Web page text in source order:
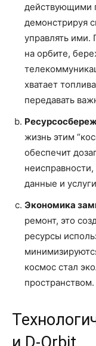
действующими
демонстрируя
управлять ими.
на орбите,
хватает
передавать
жизнь этим
обеспечит
данные и
Экономика
ремонт, это
ресурсы
космос стал
пространством.